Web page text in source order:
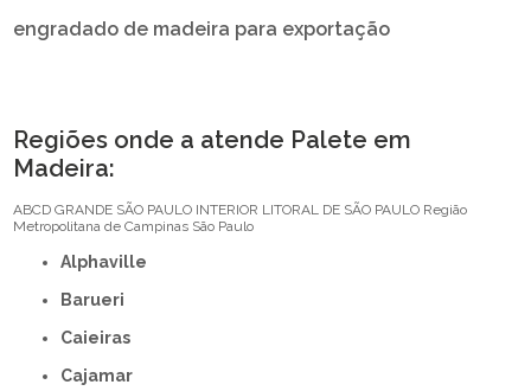
engradado de madeira para exportação
Regiões onde a atende Palete em
Madeira:
ABCD GRANDE SÃO PAULO INTERIOR LITORAL DE SÃO PAULO Região
Metropolitana de Campinas São Paulo
Alphaville
Barueri
Caieiras
Cajamar